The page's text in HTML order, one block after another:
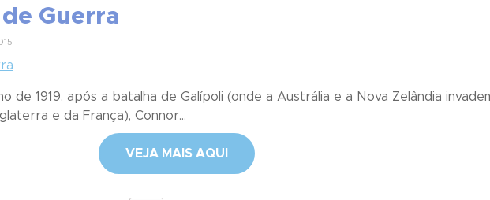
Guerra
de 1919, após a batalha de Galípoli (onde a Austrália e a Nova Zelândia
e da França), Connor...
VEJA MAIS AQUI